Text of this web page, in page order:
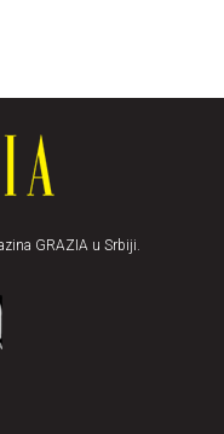
GRAZIA u Srbiji.